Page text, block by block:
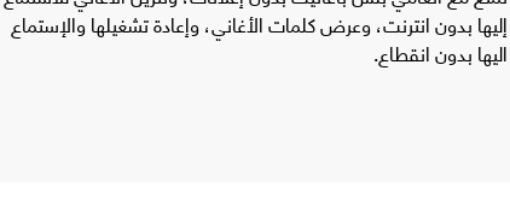
إليها بدون انترنت، وعرض كلمات الأغاني، وإعادة تشغيلها والإستماع
اليها بدون انقطاع.